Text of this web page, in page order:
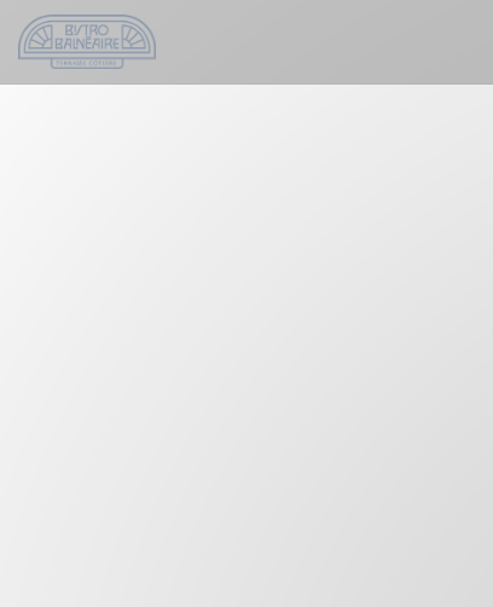
Personnalisation de vos choix en matière de cookies